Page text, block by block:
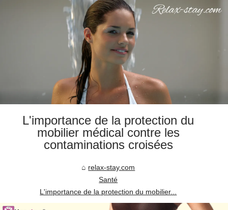
L'importance de la protection du
mobilier médical contre les
contaminations croisées
relax-stay.com
Santé
L'importance de la protection du mobilier...